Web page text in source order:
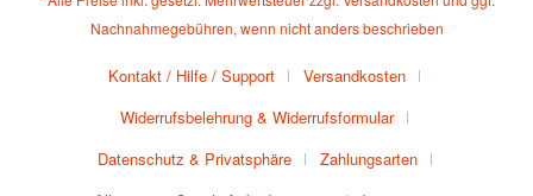
Nachnahmegebühren, wenn nicht anders beschrieben
Kontakt / Hilfe / Support
Versandkosten
Widerrufsbelehrung & Widerrufsformular
Datenschutz & Privatsphäre
Zahlungsarten